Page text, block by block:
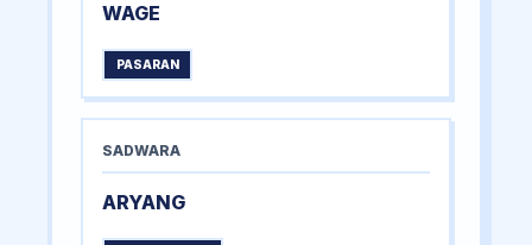
WAGE
PASARAN
SADWARA
ARYANG